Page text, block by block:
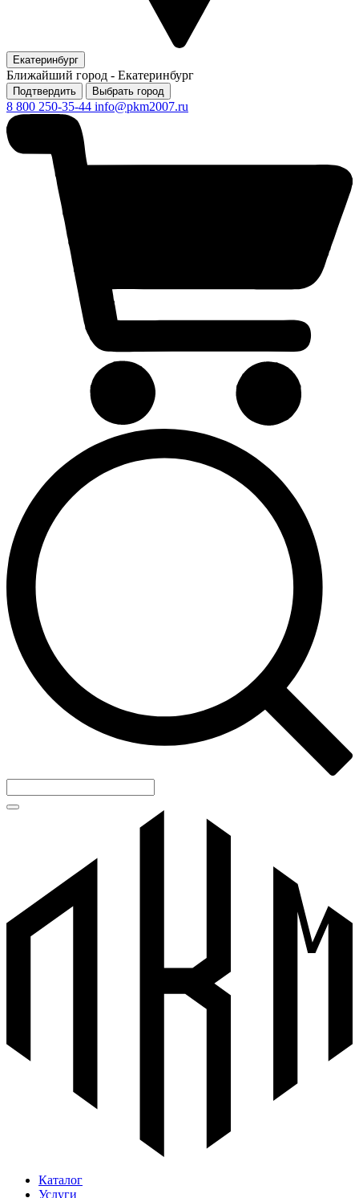
Екатеринбург
Ближайший город - Екатеринбург
Подтвердить Выбрать город
8 800 250-35-44 info@pkm2007.ru
Каталог
Услуги